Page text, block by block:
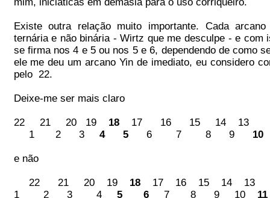
Existe outra relação muito importante. Cada
ternária e não binária - Wirtz que me desculpe - e com
se firma nos 4 e 5 ou nos 5 e 6, dependendo de como
ele me deu um arcano Yin de imediato, eu considero
pelo 22.
Deixe-me ser mais claro
22 21 20 19 18
17 16 15 14
1 2 3 4 5 6 7 8 9 10
e não
22 21 20 19 1817 16 15 14 13
1 2 3 4 5 67 8 9 10 11